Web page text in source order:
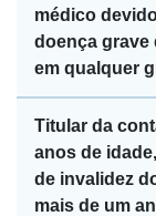
médico
doença grave
em qualquer
Titular da
anos de
de invalidez
mais de um